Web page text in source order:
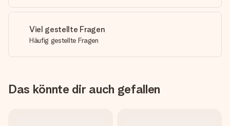
Viel gestellte Fragen
Häufig gestellte Fragen
Das könnte dir auch gefallen